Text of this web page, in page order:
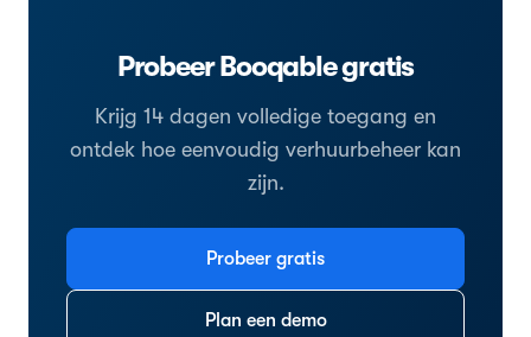
Probeer Booqable gratis
Krijg 14 dagen volledige toegang en
ontdek hoe eenvoudig verhuurbeheer kan
zijn.
Probeer gratis
Plan een demo